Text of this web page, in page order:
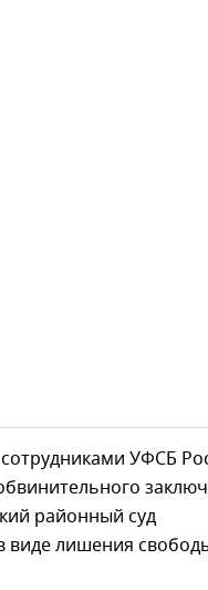
УФСБ
районный суд
виде лишения